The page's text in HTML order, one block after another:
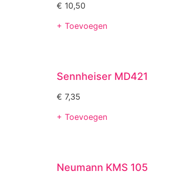
€ 10,50
+ Toevoegen
Sennheiser MD421
€ 7,35
+ Toevoegen
Neumann KMS 105